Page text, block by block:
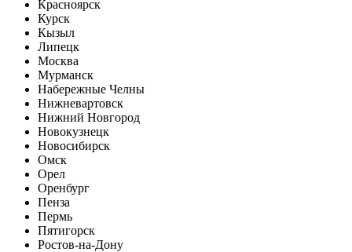
Красноярск
Курск
Кызыл
Липецк
Москва
Мурманск
Набережные Челны
Нижневартовск
Нижний Новгород
Новокузнецк
Новосибирск
Омск
Орел
Оренбург
Пенза
Пермь
Пятигорск
Ростов-на-Дону